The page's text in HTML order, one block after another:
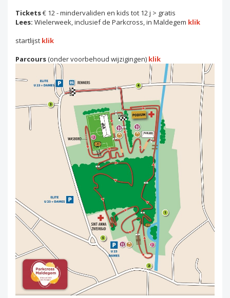
Tickets€ 12 - mindervaliden en kids tot 12 j > gratis
Lees: Wielerweek, inclusief de Parkcross, in Maldegem klik
startlijst klik
Parcours(onder voorbehoud wijzigingen) klik